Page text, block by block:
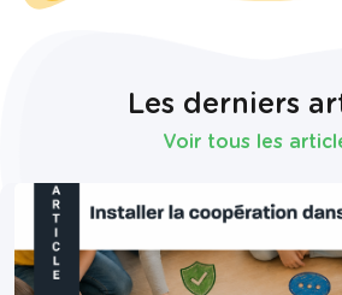
Les derniers
Voir tous les